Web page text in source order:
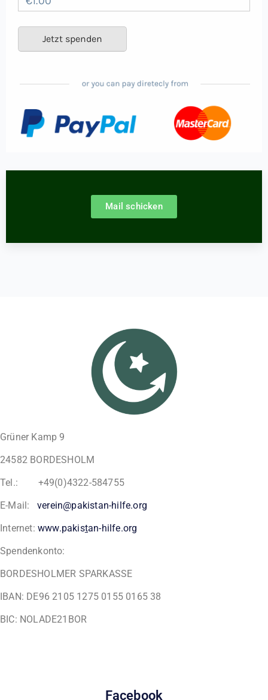
Mail schicken
Grüner Kamp 9
24582 BORDESHOLM
Tel.: +49(0)4322-584755
E-Mail:verein@pakistan-hilfe.org
Internet:www.pakistan-hilfe.org
Spendenkonto:
BORDESHOLMER SPARKASSE
IBAN: DE96 2105 1275 0155 0165 38
BIC: NOLADE21BOR
Facebook